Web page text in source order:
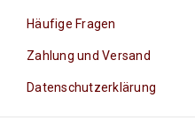
Häufige Fragen
Zahlung und Versand
Datenschutzerklärung